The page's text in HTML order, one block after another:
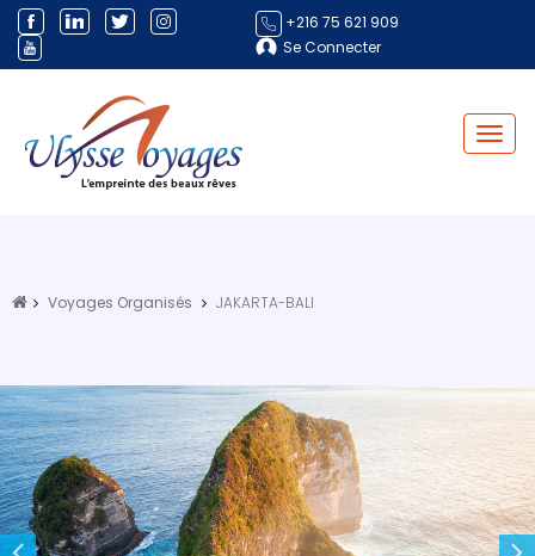
+216 75 621 909
Se Connecter
Voyages Organisés JAKARTA-BALI